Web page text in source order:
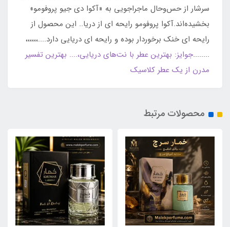
سرشار از حس‌وحال ماجراجویی به «آکوا دی جیو پروفومو»
بخشیده‌اند.آکوا پروفومو رایحه ای از دریا.. این محصول از
رایحه ای خنک برخوردار بوده و رایحه ای دریایی دارد....،،،،،،
........جوایز: بهترین عطر با نت‌های دریایی،.... بهترین تفسیر
مدرن از یک عطر کلاسیک
محصولات مرتبط